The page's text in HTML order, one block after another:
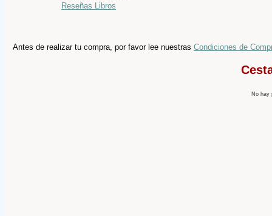
Reseñas Libros
Antes de realizar tu compra, por favor lee nuestras Condiciones de
No hay